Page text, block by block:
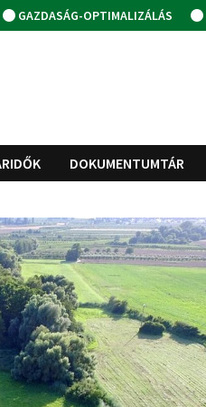
GAZDASÁG-OPTIMALIZÁLÁS
DOKUMENTUMTÁR